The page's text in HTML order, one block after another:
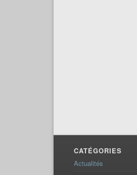
CATÉGORIES
Actualités